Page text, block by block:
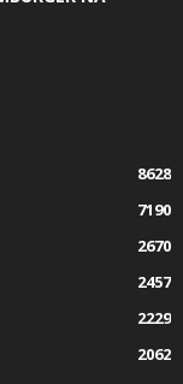
8628
7190
2670
2457
2229
2062